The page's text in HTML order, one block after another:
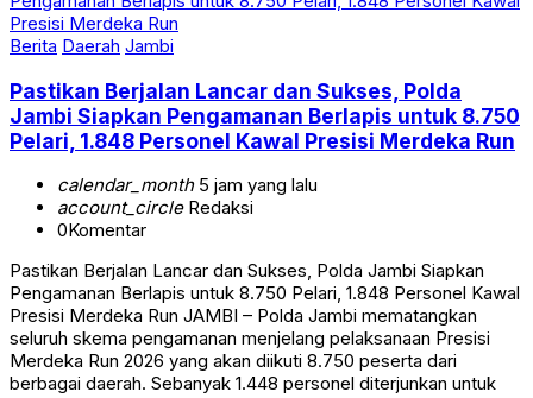
Berita Daerah Jambi
Pastikan Berjalan Lancar dan Sukses, Polda
Jambi Siapkan Pengamanan Berlapis untuk 8.750
Pelari, 1.848 Personel Kawal Presisi Merdeka Run
calendar_month5 jam yang lalu
account_circleRedaksi
0Komentar
Pastikan Berjalan Lancar dan Sukses, Polda Jambi Siapkan
Pengamanan Berlapis untuk 8.750 Pelari, 1.848 Personel Kawal
Presisi Merdeka Run JAMBI – Polda Jambi mematangkan
seluruh skema pengamanan menjelang pelaksanaan Presisi
Merdeka Run 2026 yang akan diikuti 8.750 peserta dari
berbagai daerah. Sebanyak 1.448 personel diterjunkan untuk